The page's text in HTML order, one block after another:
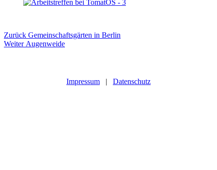
Beitragsnavigation
Zurück Vorheriger
Beitrag:
Gemeinschaftsgärten in Berlin
Weiter Nächster
Augenweide
Impressum | Datenschutz